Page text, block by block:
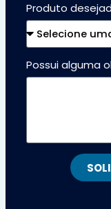
Produto
Possui alguma